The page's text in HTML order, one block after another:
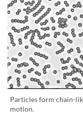
Particles form chain-
motion.